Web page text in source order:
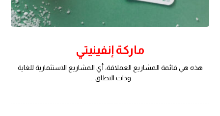
ماركة إنفينيتي
هذه هي قائمة المشاريع العملاقة، أي المشاريع الاستثمارية للغاية
وذات النطاق ...